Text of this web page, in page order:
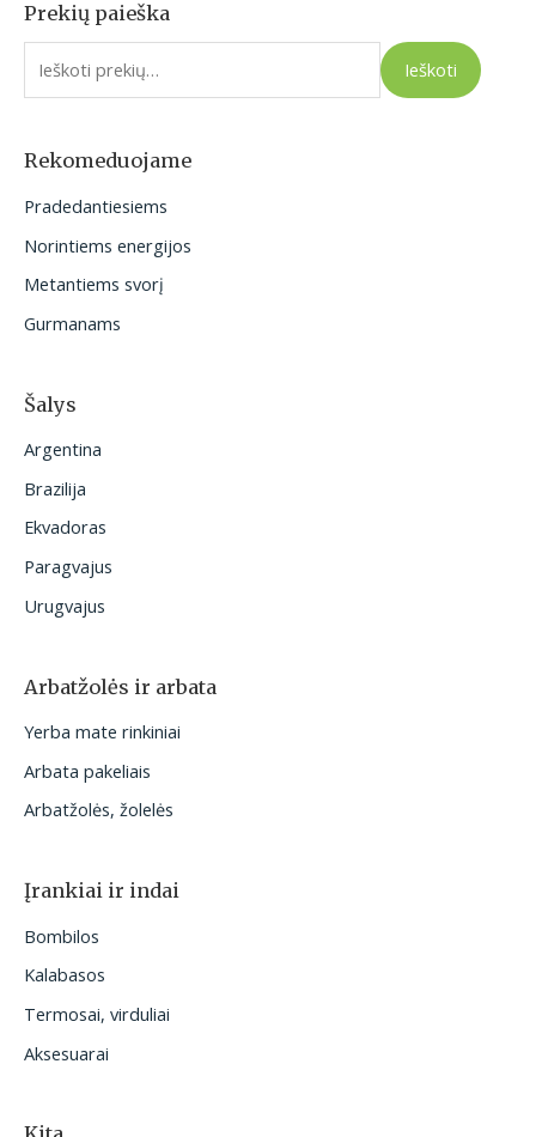
Prekių paieška
I
e
o
:
Ieškoti
Rekomeduojame
Pradedantiesiems
Norintiems energijos
Metantiems svorį
Gurmanams
Šalys
Argentina
Brazilija
Ekvadoras
Paragvajus
Urugvajus
Arbatžolės ir arbata
Yerba mate rinkiniai
Arbata pakeliais
Arbatžolės, žolelės
Įrankiai ir indai
Bombilos
Kalabasos
Termosai, virduliai
Aksesuarai